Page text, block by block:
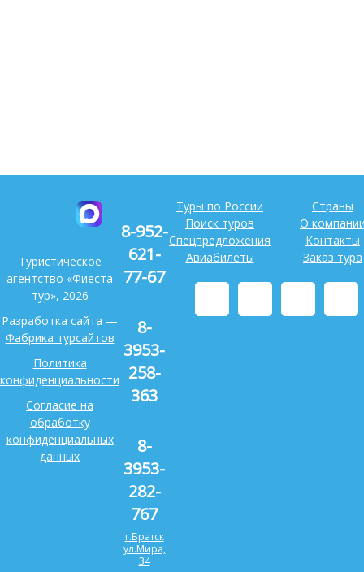
Туристическое
агентство «Фиеста
тур», 2026
Разработка сайта —
Фабрика турсайтов
Политика
конфиденциальности
Согласие на
обработку
конфиденциальных
данных
Туры по России
Поиск туров
Спецпредложения
Авиабилеты
Страны
О
Контакты
Заказ тура
8-952-
621-
77-67
8-
3953-
258-
363
8-
3953-
282-
767
г.Братск
ул.Мира,
34